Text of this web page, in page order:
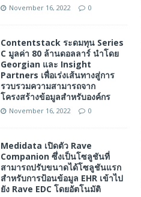
November 16, 2022 0
Contentstack ระดมทุน Series
C มูลค่า 80 ล้านดอลลาร์ นำโดย
Georgian และ Insight
Partners เพื่อเร่งเส้นทางสู่การ
รวบรวมความสามารถจาก
โครงสร้างข้อมูลสำหรับองค์กร
November 16, 2022 0
Medidata เปิดตัว Rave
Companion ซึ่งเป็นโซลูชันที่
สามารถปรับขนาดได้โซลูชันแรก
สำหรับการป้อนข้อมูล EHR เข้าไป
ยัง Rave EDC โดยอัตโนมัติ